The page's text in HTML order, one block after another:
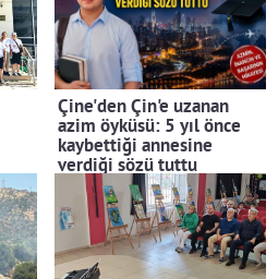
Çine'den Çin'e uzanan
azim öyküsü: 5 yıl önce
kaybettiği annesine
verdiği sözü tuttu